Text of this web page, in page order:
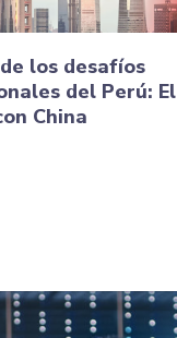
los desafíos
del Perú: El
China